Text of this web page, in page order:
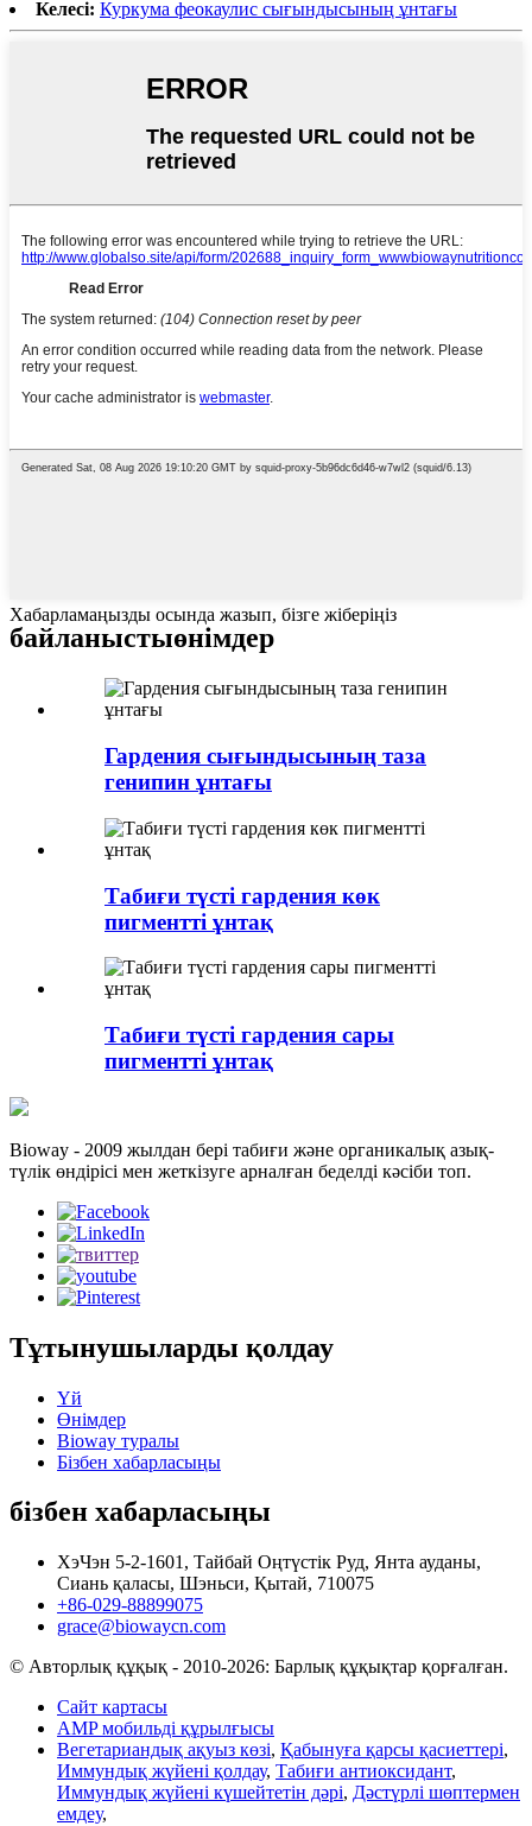
Келесі: Куркума феокаулис сығындысының ұнтағы
Хабарламаңызды осында жазып, бізге жіберіңіз
байланыстыөнімдер
Гардения сығындысының таза
генипин ұнтағы
Табиғи түсті гардения көк
пигментті ұнтақ
Табиғи түсті гардения сары
пигментті ұнтақ
Bioway - 2009 жылдан бері табиғи және органикалық азық-
түлік өндірісі мен жеткізуге арналған беделді кәсіби топ.
Тұтынушыларды қолдау
Үй
Өнімдер
Bioway туралы
Бізбен хабарласыңы
бізбен хабарласыңы
ХэЧэн 5-2-1601, Тайбай Оңтүстік Руд, Янта ауданы,
Сиань қаласы, Шэньси, Қытай, 710075
+86-029-88899075
grace@biowaycn.com
© Авторлық құқық - 2010-2026: Барлық құқықтар қорғалған.
Сайт картасы
AMP мобильді құрылғысы
Вегетариандық ақуыз көзі, Қабынуға қарсы қасиеттері,
Иммундық жүйені қолдау, Табиғи антиоксидант,
Иммундық жүйені күшейтетін дәрі, Дәстүрлі шөптермен
емдеу,